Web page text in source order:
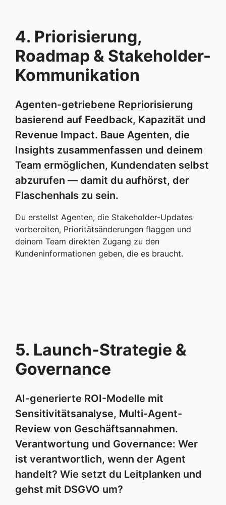
4. Priorisierung,
Roadmap & Stakeholder-
Kommunikation
Agenten-getriebene Repriorisierung
basierend auf Feedback, Kapazität und
Revenue Impact. Baue Agenten, die
Insights zusammenfassen und deinem
Team ermöglichen, Kundendaten selbst
abzurufen — damit du aufhörst, der
Flaschenhals zu sein.
Du erstellst Agenten, die Stakeholder-Updates
vorbereiten, Prioritätsänderungen flaggen und
deinem Team direkten Zugang zu den
Kundeninformationen geben, die es braucht.
5. Launch-Strategie &
Governance
AI-generierte ROI-Modelle mit
Sensitivitätsanalyse, Multi-Agent-
Review von Geschäftsannahmen.
Verantwortung und Governance: Wer
ist verantwortlich, wenn der Agent
handelt? Wie setzt du Leitplanken und
gehst mit DSGVO um?